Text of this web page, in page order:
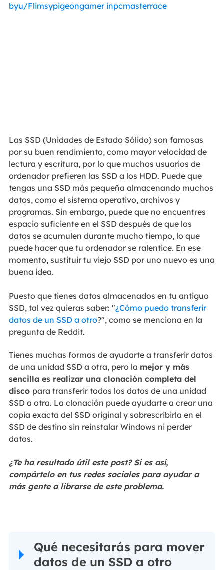
byu/Flimsypigeongamer inpcmasterrace
Las SSD (Unidades de Estado Sólido) son famosas
por su buen rendimiento, como mayor velocidad de
lectura y escritura, por lo que muchos usuarios de
ordenador prefieren las SSD a los HDD. Puede que
tengas una SSD más pequeña almacenando muchos
datos, como el sistema operativo, archivos y
programas. Sin embargo, puede que no encuentres
espacio suficiente en el SSD después de que los
datos se acumulen durante mucho tiempo, lo que
puede hacer que tu ordenador se ralentice. En ese
momento, sustituir tu viejo SSD por uno nuevo es una
buena idea.
Puesto que tienes datos almacenados en tu antiguo
SSD, tal vez quieras saber: "¿Cómo puedo transferir
datos de un SSD a otro?", como se menciona en la
pregunta de Reddit.
Tienes muchas formas de ayudarte a transferir datos
de una unidad SSD a otra, pero la mejor y más
sencilla es realizar una clonación completa del
disco para transferir todos los datos de una unidad
SSD a otra. La clonación puede ayudarte a crear una
copia exacta del SSD original y sobrescribirla en el
SSD de destino sin reinstalar Windows ni perder
datos.
¿Te ha resultado útil este post? Si es así,
compártelo en tus redes sociales para ayudar a
más gente a librarse de este problema.
Qué necesitarás para mover
datos de un SSD a otro